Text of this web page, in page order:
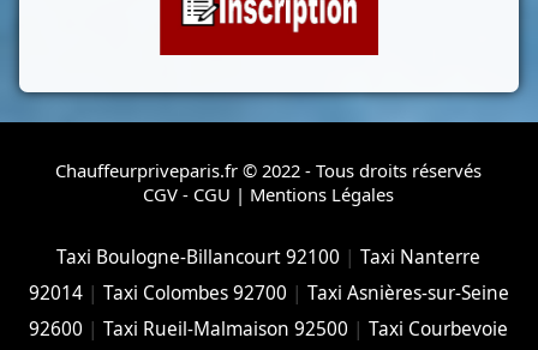
Chauffeurpriveparis.fr © 2022 - Tous droits réservés
CGV - CGU | Mentions Légales
Taxi Boulogne-Billancourt 92100 |Taxi Nanterre
92014| Taxi Colombes 92700 | Taxi Asnières-sur-Seine
92600 |Taxi Rueil-Malmaison 92500 |Taxi Courbevoie